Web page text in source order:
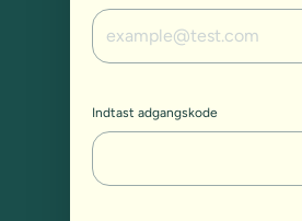
Indtast adgangskode